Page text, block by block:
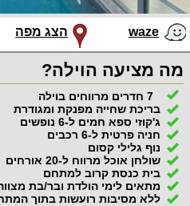
waze הצג מפה
מה מציעה הוילה?
7 חדרים מרווחים בוילה
בריכת שחייה מפנקת ומגודרת
ג'קוזי ספא חמים ל-6 נופשים
חניה פרטית ל-6 רכבים
נוף גלילי קסום
שולחן אוכל מרווח ל-20 אורחים
בית כנסת קרוב למתחם
מתאים לימי הולדת ובר/בת
ללא מסיבות רועשות בתוך